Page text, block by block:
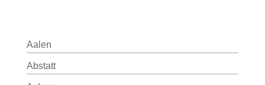
Aalen
Abstatt